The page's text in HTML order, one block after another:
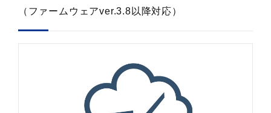
（ファームウェアver.3.8以降対応）